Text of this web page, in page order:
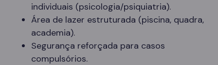
individuais (psicologia/psiquiatria).
Área de lazer estruturada (piscina, quadra,
academia).
Segurança reforçada para casos
compulsórios.